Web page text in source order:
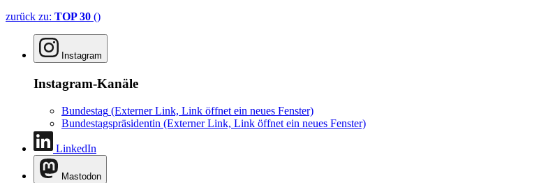
zurück zu: TOP 30 ()
Instagram
Instagram-Kanäle
Bundestag (Externer Link, Link öffnet ein neues Fenster)
Bundestagspräsidentin (Externer Link, Link öffnet ein neues Fenster)
LinkedIn
Mastodon